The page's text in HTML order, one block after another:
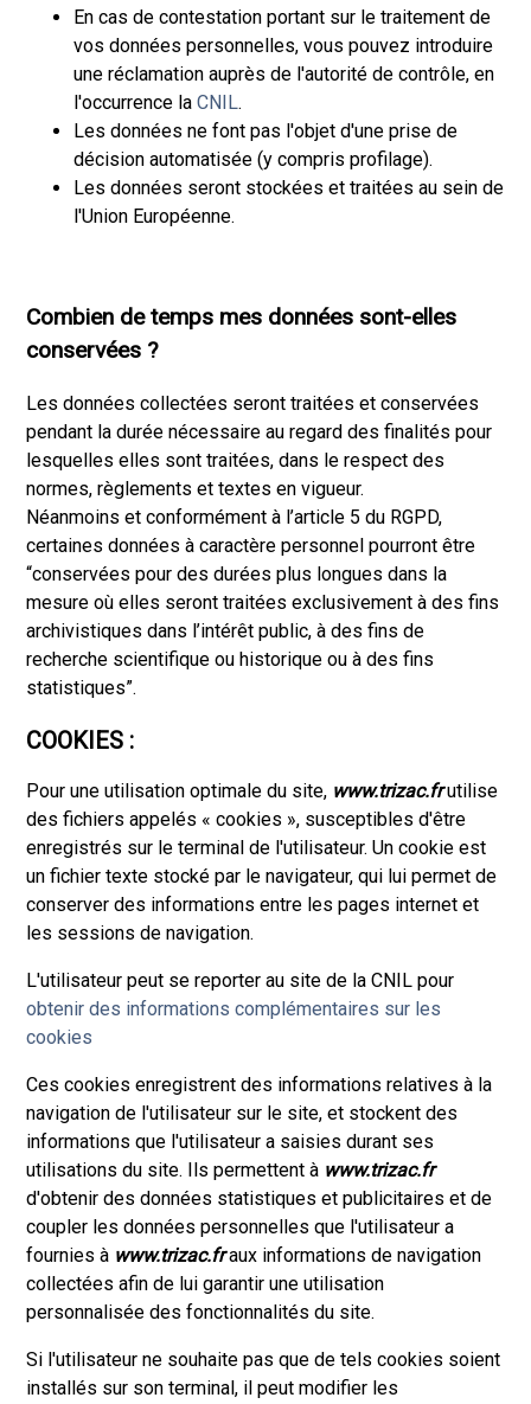
En cas de contestation portant sur le traitement de
vos données personnelles, vous pouvez introduire
une réclamation auprès de l'autorité de contrôle, en
l'occurrence laCNIL.
Les données ne font pas l'objet d'une prise de
décision automatisée (y compris profilage).
Les données seront stockées et traitées au sein de
l'Union Européenne.
Combien de temps mes données sont-elles
conservées ?
Les données collectées seront traitées et conservées
pendant la durée nécessaire au regard des finalités pour
lesquelles elles sont traitées, dans le respect des
normes, règlements et textes en vigueur.
Néanmoins et conformément à l’article 5 du RGPD,
certaines données à caractère personnel pourront être
“conservées pour des durées plus longues dans la
mesure où elles seront traitées exclusivement à des fins
archivistiques dans l’intérêt public, à des fins de
recherche scientifique ou historique ou à des fins
statistiques”.
COOKIES :
Pour une utilisation optimale du site, www.trizac.frutilise
des fichiers appelés « cookies », susceptibles d'être
enregistrés sur le terminal de l'utilisateur. Un cookie est
un fichier texte stocké par le navigateur, qui lui permet de
conserver des informations entre les pages internet et
les sessions de navigation.
L'utilisateur peut se reporter au site de la CNIL pour
obtenir des informations complémentaires sur les
cookies
Ces cookies enregistrent des informations relatives à la
navigation de l'utilisateur sur le site, et stockent des
informations que l'utilisateur a saisies durant ses
utilisations du site. Ils permettent à www.trizac.fr
d'obtenir des données statistiques et publicitaires et de
coupler les données personnelles que l'utilisateur a
fournies à www.trizac.fraux informations de navigation
collectées afin de lui garantir une utilisation
personnalisée des fonctionnalités du site.
Si l'utilisateur ne souhaite pas que de tels cookies soient
installés sur son terminal, il peut modifier les